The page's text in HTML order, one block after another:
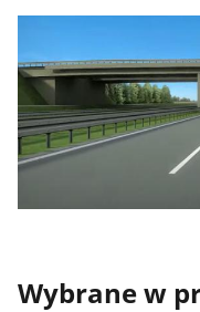
Wybrane w